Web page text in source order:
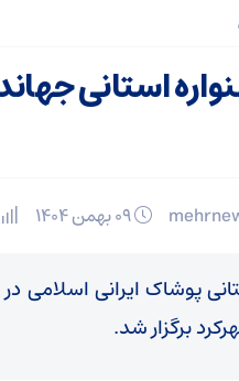
استانی
پوشاک ایرانی اسلامی در
برگزار شد.